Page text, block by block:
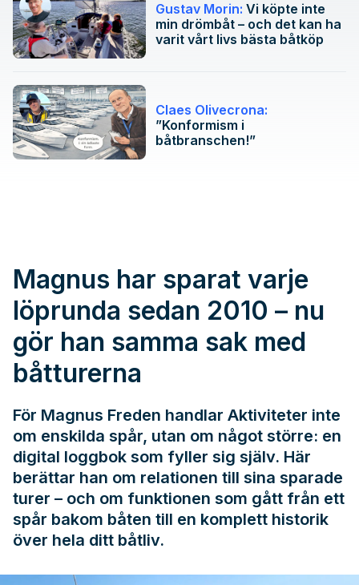
Gustav Morin: Vi köpte inte
min drömbåt – och det kan ha
varit vårt livs bästa båtköp
Claes Olivecrona:
”Konformism i
båtbranschen!”
Magnus har sparat varje
löprunda sedan 2010 – nu
gör han samma sak med
båtturerna
För Magnus Freden handlar Aktiviteter inte
om enskilda spår, utan om något större: en
digital loggbok som fyller sig själv. Här
berättar han om relationen till sina sparade
turer – och om funktionen som gått från ett
spår bakom båten till en komplett historik
över hela ditt båtliv.